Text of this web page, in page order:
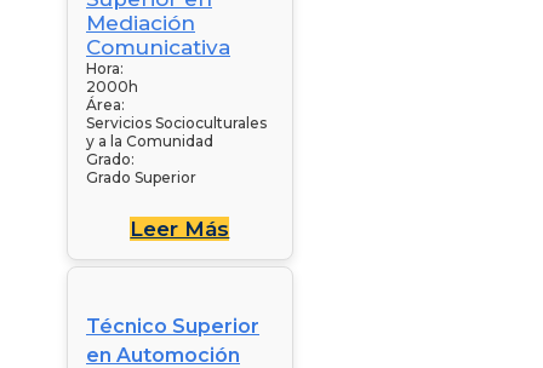
Hora:
2000h
Área:
Servicios Socioculturales
y a la Comunidad
Grado:
Grado Superior
Leer Más
Técnico Superior
en Automoción